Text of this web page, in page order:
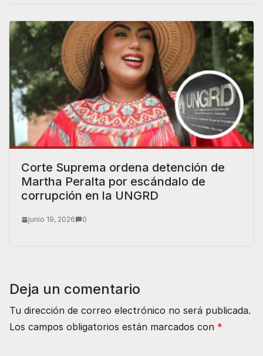
Corte Suprema ordena detención de
Martha Peralta por escándalo de
corrupción en la UNGRD
junio 19, 2026 0
Deja un comentario
Tu dirección de correo electrónico no será publicada.
Los campos obligatorios están marcados con *